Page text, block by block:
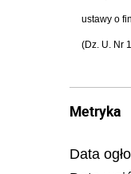
ustawy o
(Dz. U. Nr
Metryka
Data